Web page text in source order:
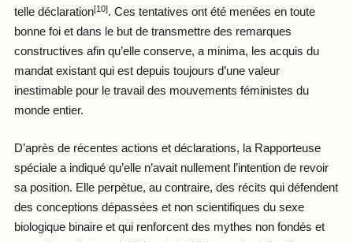
telle déclaration[10]. Ces tentatives ont été menées en toute
bonne foi et dans le but de transmettre des remarques
constructives afin qu’elle conserve, a minima, les acquis du
mandat existant qui est depuis toujours d’une valeur
inestimable pour le travail des mouvements féministes du
monde entier.
D’après de récentes actions et déclarations, la Rapporteuse
spéciale a indiqué qu’elle n’avait nullement l’intention de revoir
sa position. Elle perpétue, au contraire, des récits qui défendent
des conceptions dépassées et non scientifiques du sexe
biologique binaire et qui renforcent des mythes non fondés et